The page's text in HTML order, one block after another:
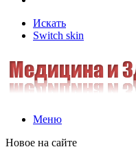
Искать
Switch skin
Меню
Новое на сайте